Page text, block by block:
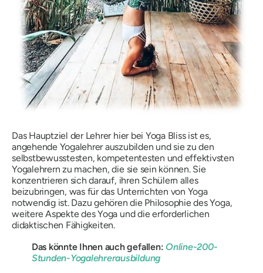
Das Hauptziel der Lehrer hier bei Yoga Bliss ist es,
angehende Yogalehrer auszubilden und sie zu den
selbstbewusstesten, kompetentesten und effektivsten
Yogalehrern zu machen, die sie sein können. Sie
konzentrieren sich darauf, ihren Schülern alles
beizubringen, was für das Unterrichten von Yoga
notwendig ist. Dazu gehören die Philosophie des Yoga,
weitere Aspekte des Yoga und die erforderlichen
didaktischen Fähigkeiten.
Das könnte Ihnen auch gefallen: Online-200-
Stunden-Yogalehrerausbildung